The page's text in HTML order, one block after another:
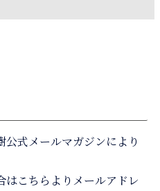
式メールマガジンにより
はこちらよりメールアドレ